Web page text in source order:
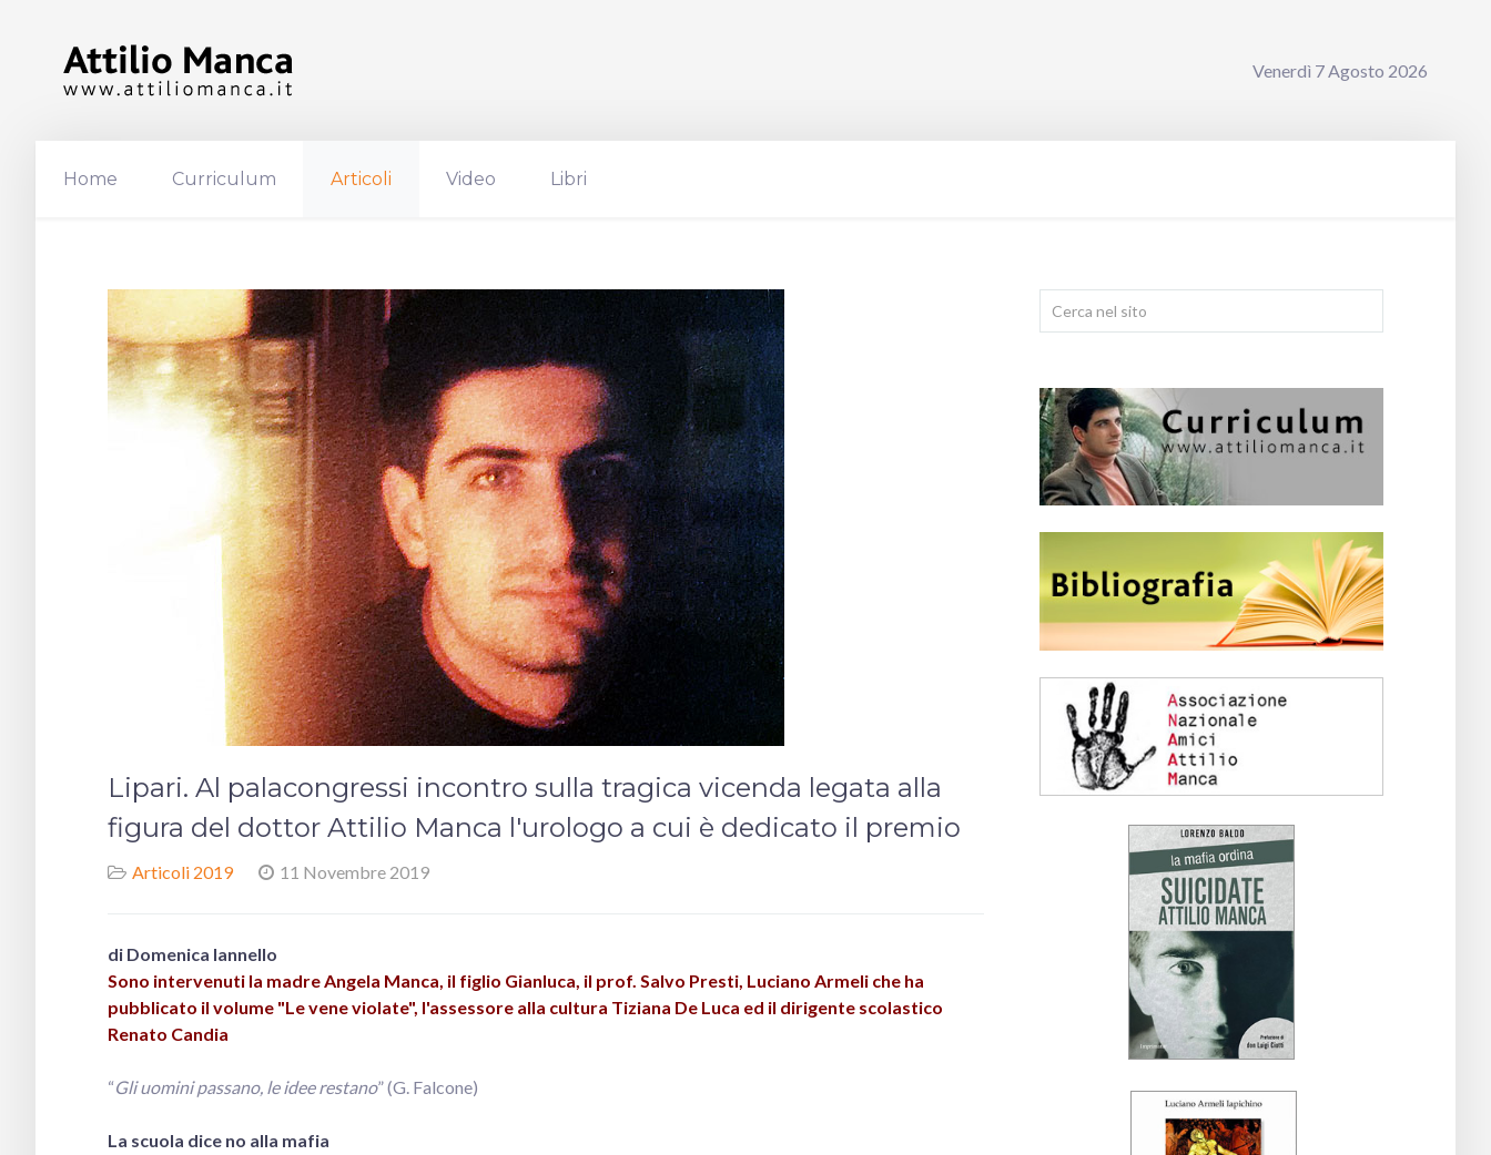
Venerdì 7 Agosto 2026
Home Curriculum Articoli Video Libri
Lipari. Al palacongressi incontro sulla tragica vicenda legata alla
figura del dottor Attilio Manca l'urologo a cui è dedicato il premio
Articoli 2019 11 Novembre 2019
di Domenica Iannello
Sono intervenuti la madre Angela Manca, il figlio Gianluca, il prof. Salvo Presti, Luciano Armeli che ha
pubblicato il volume "Le vene violate", l'assessore alla cultura Tiziana De Luca ed il dirigente scolastico
Renato Candia
“Gli uomini passano, le idee restano” (G. Falcone)
La scuola dice no alla mafia
Cerca...